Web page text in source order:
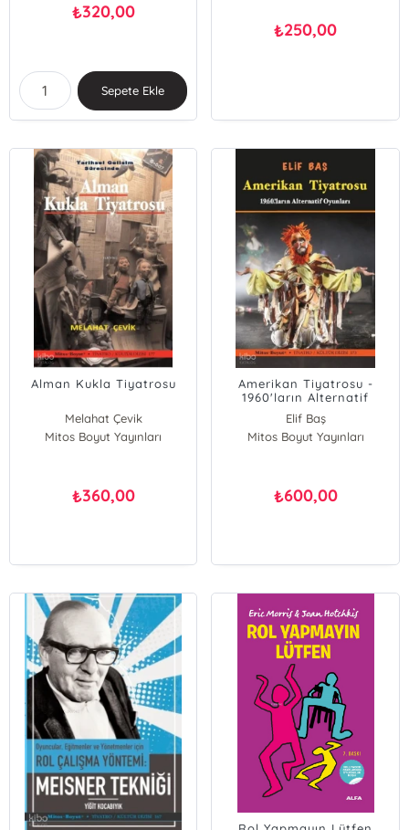
₺320,00
Sepete Ekle
₺250,00
Alman Kukla Tiyatrosu
Melahat Çevik
Mitos Boyut Yayınları
₺360,00
Amerikan Tiyatrosu -
1960'ların Alternatif
Oyunları
Elif Baş
Mitos Boyut Yayınları
₺600,00